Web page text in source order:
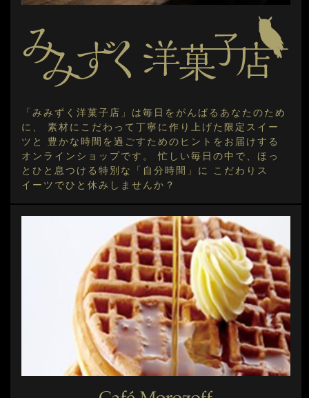
「みみずく洋菓子店」は毎日をがんばるあなたのため
に、 素材にこだわって丁寧に作り上げた限定スイー
ツと 豊かな時間を過ごすためのヒントをお届けする
オンラインショップです。 忙しい毎日の中で、ほっ
とひと息つける特別な「自分時間」に こだわりス
イーツでひと休みしませんか？